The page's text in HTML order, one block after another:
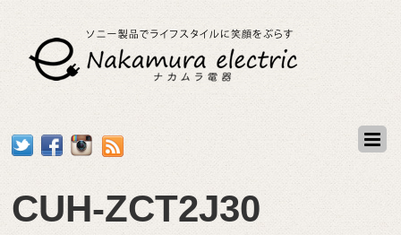
CUH-ZCT2J30